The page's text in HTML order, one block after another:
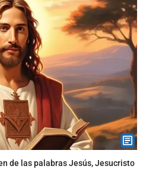
de las palabras Jesús, Jesucristo